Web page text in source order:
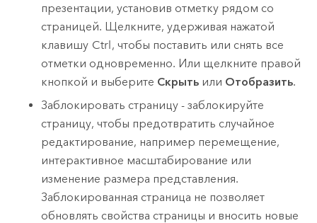
презентации, установив отметку рядом со
страницей. Щелкните, удерживая нажатой
клавишу Ctrl, чтобы поставить или снять все
отметки одновременно. Или щелкните правой
кнопкой и выберите Скрыть или Отобразить.
Заблокировать страницу - заблокируйте
страницу, чтобы предотвратить случайное
редактирование, например перемещение,
интерактивное масштабирование или
изменение размера представления.
Заблокированная страница не позволяет
обновлять свойства страницы и вносить новые